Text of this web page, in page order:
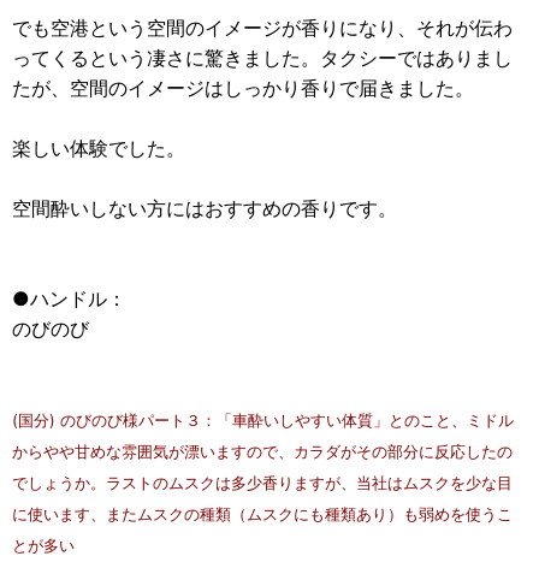
でも空港という空間のイメージが香りになり、それが伝わ
ってくるという凄さに驚きました。タクシーではありまし
たが、空間のイメージはしっかり香りで届きました。
楽しい体験でした。
空間酔いしない方にはおすすめの香りです。
●ハンドル：
のびのび
(国分) のびのび様パート３：「車酔いしやすい体質」とのこと、ミドル
からやや甘めな雰囲気が漂いますので、カラダがその部分に反応したの
でしょうか。ラストのムスクは多少香りますが、当社はムスクを少な目
に使います、またムスクの種類（ムスクにも種類あり）も弱めを使うこ
とが多い